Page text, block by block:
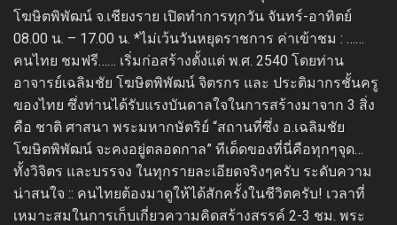
โฆษิตพิพัฒน์ จ.เชียงราย เปิดทำการทุกวัน จันทร์-อาทิตย์
08.00 น. – 17.00 น. *ไม่เว้นวันหยุดราชการ ค่าเข้าชม : ……
คนไทย ชมฟรี…… เริ่มก่อสร้างตั้งแต่ พ.ศ. 2540 โดยท่าน
อาจารย์เฉลิมชัย โฆษิตพิพัฒน์ จิตรกร และ ประติมากรชั้นครู
ของไทย ซึ่งท่านได้รับแรงบันดาลใจในการสร้างมาจาก 3 สิ่ง
คือ ชาติ ศาสนา พระมหากษัตริย์ “สถานที่ซึ่ง อ.เฉลิมชัย
โฆษิตพิพัฒน์ จะคงอยู่ตลอดกาล” ทีเด็ดของที่นี่คือทุกๆจุด…
ทั้งวิจิตร และบรรจง ในทุกรายละเอียดจริงๆครับ ระดับความ
น่าสนใจ :: คนไทยต้องมาดูให้ได้สักครั้งในชีวิตครับ! เวลาที่
เหมาะสมในการเก็บเกี่ยวความคิดสร้างสรรค์ 2-3 ชม. พระ